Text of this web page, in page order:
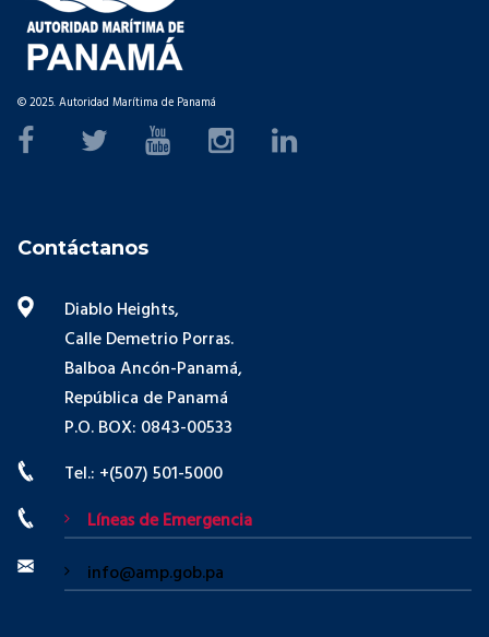
© 2025. Autoridad Marítima de Panamá
Contáctanos
Diablo Heights,
Calle Demetrio Porras.
Balboa Ancón-Panamá,
República de Panamá
P.O. BOX: 0843-00533
Tel.: +(507) 501-5000
Líneas de Emergencia
info@amp.gob.pa